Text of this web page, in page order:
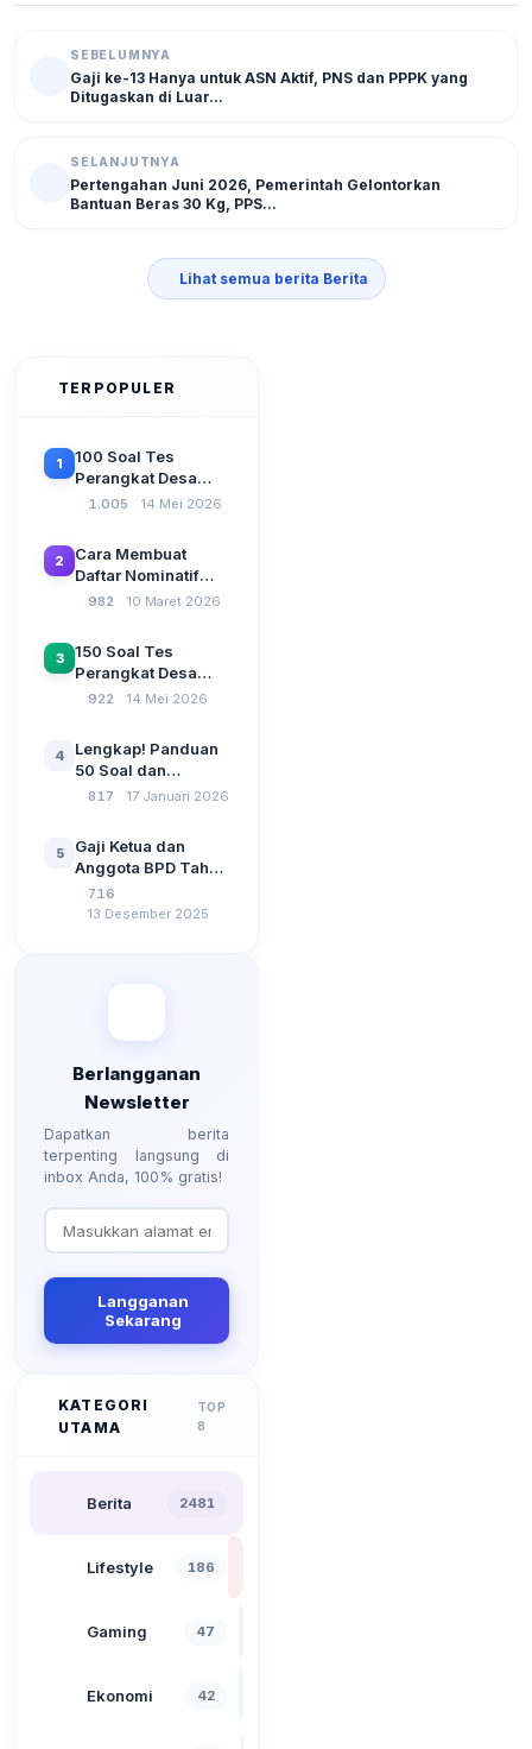
SEBELUMNYA
Gaji ke-13 Hanya untuk ASN Aktif, PNS dan PPPK yang
Ditugaskan di Luar...
SELANJUTNYA
Pertengahan Juni 2026, Pemerintah Gelontorkan
Bantuan Beras 30 Kg, PPS...
Lihat semua berita Berita
TERPOPULER
1
100 Soal Tes
Perangkat Desa
Terbaru 2026
CAT Berbasis UU
Desa No. 3 Tahun
2024
1.005 14 Mei 2026
2
Cara Membuat
Daftar Nominatif
Siltap di Aplikasi
SPP Pencairan
Dana Desa
982 10 Maret 2026
3
150 Soal Tes
Perangkat Desa
2026: Administrasi
Kebangsaan, dan
Komputer Beserta
Jawaban Paling
922 14 Mei 2026
4
Lengkap! Panduan
50 Soal dan
Jawaban Tes
Berdasarkan UU No
3 Tahun 2024
817 17 Januari 2026
5
Gaji Ketua dan
Anggota BPD Tahun
2026, Berapa
Besarannya? Ada
716
13 Desember 2025
Berlangganan
Newsletter
Dapatkan berita
terpenting langsung di
inbox Anda, 100% gratis!
Langganan
Sekarang
KATEGORI
UTAMA
TOP
8
Berita 2481
Lifestyle 186
Gaming 47
Ekonomi 42